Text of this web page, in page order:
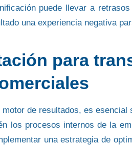
puede llevar a
una experiencia negativa
para
motor de resultados, es
los procesos internos de la
unaestrategia de